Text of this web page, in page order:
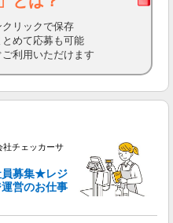
リックで保存
めて応募も可能
利用いただけます
チェッカーサ
員募集★レジ
営のお仕事